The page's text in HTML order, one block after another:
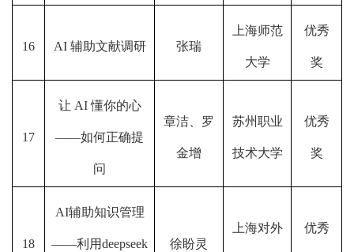
16 AI 辅助文献调研 张瑞
上海师范
大学
优秀
奖
17
让 AI 懂你的心
——如何正确提
问
章洁、罗
金增
苏州职业
技术大学
优秀
奖
18
AI辅助知识管理
——利用deepseek 徐盼灵
上海对外 优秀